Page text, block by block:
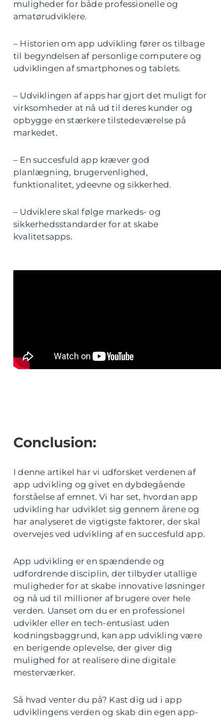
muligheder for både professionelle og
amatørudviklere.
– Historien om app udvikling fører os tilbage
til begyndelsen af personlige computere og
udviklingen af smartphones og tablets.
– Udviklingen af apps har gjort det muligt for
virksomheder at nå ud til deres kunder og
opbygge en stærkere tilstedeværelse på
markedet.
– En succesfuld app kræver god
planlægning, brugervenlighed,
funktionalitet, ydeevne og sikkerhed.
– Udviklere skal følge markeds- og
sikkerhedsstandarder for at skabe
kvalitetsapps.
Conclusion:
I denne artikel har vi udforsket verdenen af
app udvikling og givet en dybdegående
forståelse af emnet. Vi har set, hvordan app
udvikling har udviklet sig gennem årene og
har analyseret de vigtigste faktorer, der skal
overvejes ved udvikling af en succesfuld app.
App udvikling er en spændende og
udfordrende disciplin, der tilbyder utallige
muligheder for at skabe innovative løsninger
og nå ud til millioner af brugere over hele
verden. Uanset om du er en professionel
udvikler eller en tech-entusiast uden
kodningsbaggrund, kan app udvikling være
en berigende oplevelse, der giver dig
mulighed for at realisere dine digitale
mesterværker.
Så hvad venter du på? Kast dig ud i app
udviklingens verden og skab din egen app-